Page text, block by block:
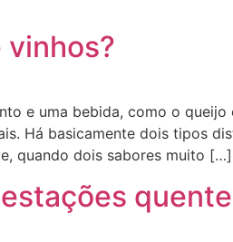
vinhos?
e uma bebida, como o
Há basicamente dois tipos
quando dois sabores muito […]